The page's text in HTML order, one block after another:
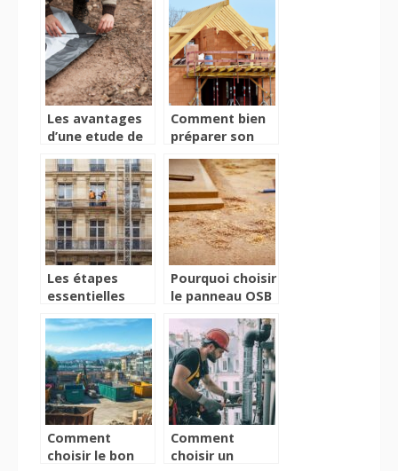
approche
methodique
pour la gestion
des batiments
sur dix ans
charpente a la
rochelle
Les avantages
d’une etude de
construction de
sa maison
Comment bien
préparer son
construction de
maison : guide
détaillé
Les étapes
essentielles
rénovation de
façades réussie
Pourquoi choisir
le panneau OSB
projets
d’aménagement
intérieur ?
Comment
choisir le bon
Comment
choisir un